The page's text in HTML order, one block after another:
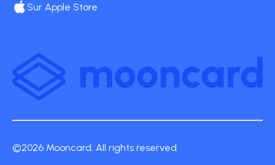
Sur Apple Store
©2026 Mooncard. All rights reserved.